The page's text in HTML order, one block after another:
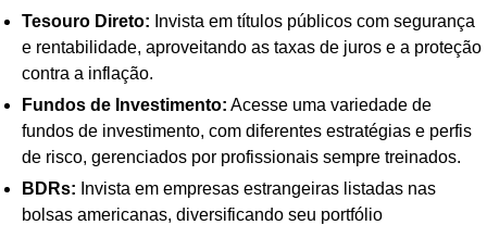
Tesouro Direto: Invista em títulos públicos com segurança
e rentabilidade, aproveitando as taxas de juros e a proteção
contra a inflação.
Fundos de Investimento: Acesse uma variedade de
fundos de investimento, com diferentes estratégias e perfis
de risco, gerenciados por profissionais sempre treinados.
BDRs: Invista em empresas estrangeiras listadas nas
bolsas americanas, diversificando seu portfólio